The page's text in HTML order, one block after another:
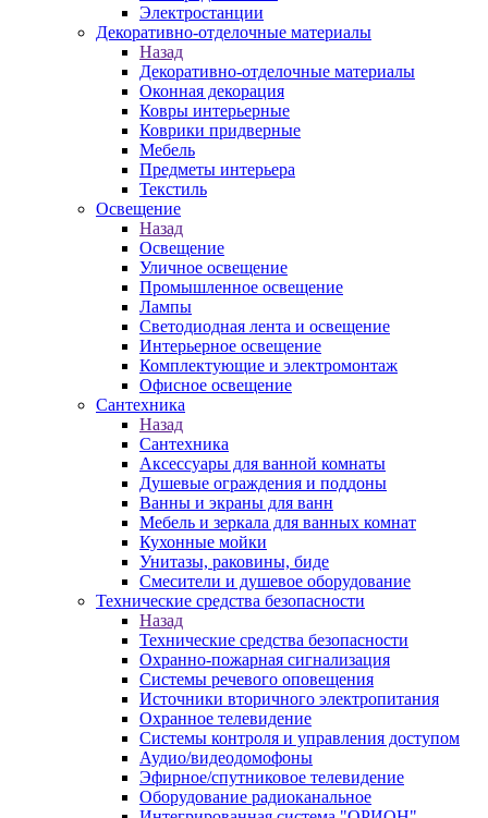
Электростанции
Декоративно-отделочные материалы
Назад
Декоративно-отделочные материалы
Оконная декорация
Ковры интерьерные
Коврики придверные
Мебель
Предметы интерьера
Текстиль
Освещение
Назад
Освещение
Уличное освещение
Промышленное освещение
Лампы
Светодиодная лента и освещение
Интерьерное освещение
Комплектующие и электромонтаж
Офисное освещение
Сантехника
Назад
Сантехника
Аксессуары для ванной комнаты
Душевые ограждения и поддоны
Ванны и экраны для ванн
Мебель и зеркала для ванных комнат
Кухонные мойки
Унитазы, раковины, биде
Смесители и душевое оборудование
Технические средства безопасности
Назад
Технические средства безопасности
Охранно-пожарная сигнализация
Системы речевого оповещения
Источники вторичного электропитания
Охранное телевидение
Системы контроля и управления доступом
Аудио/видеодомофоны
Эфирное/спутниковое телевидение
Оборудование радиоканальное